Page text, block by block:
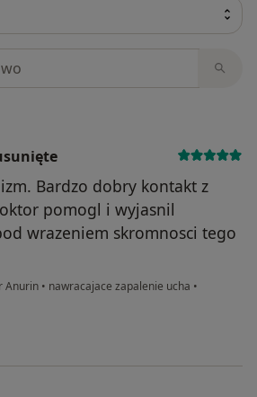
Bardzo dobry kontakt z
pomogl i wyjasnil
wrazeniem skromnosci tego
Anurin • nawracajace zapalenie ucha •
usunięte